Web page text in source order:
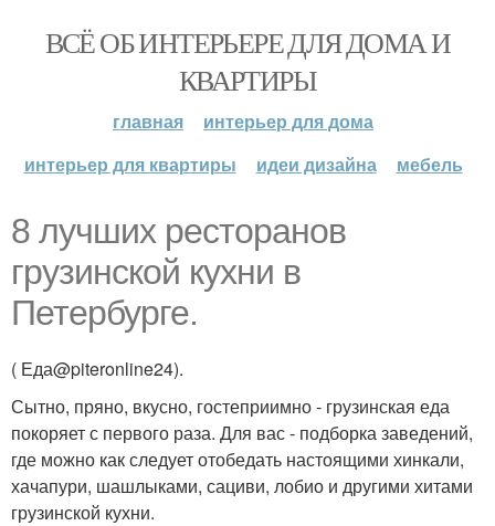
ВСЁ ОБ ИНТЕРЬЕРЕ ДЛЯ ДОМА И
КВАРТИРЫ
главная
интерьер для дома
интерьер для квартиры
идеи дизайна мебель
8 лучших ресторанов
грузинской кухни в
Петербурге.
( Еда@piteronline24).
Сытно, пряно, вкусно, гостеприимно - грузинская еда
покоряет с первого раза. Для вас - подборка заведений,
где можно как следует отобедать настоящими хинкали,
хачапури, шашлыками, сациви, лобио и другими хитами
грузинской кухни.